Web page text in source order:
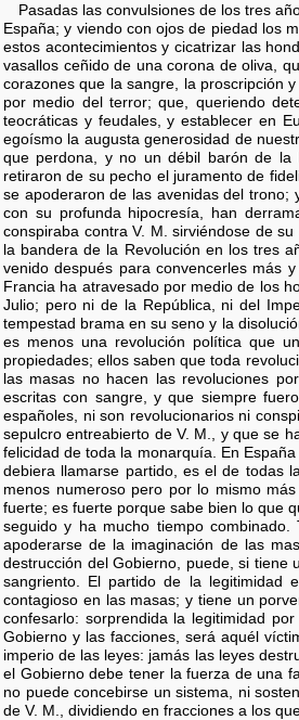
Pasadas las convulsiones de los tres
España; y viendo con ojos de piedad los
estos acontecimientos y cicatrizar las
vasallos ceñido de una corona de oliva,
corazones que la sangre, la proscripción
por medio del terror; que, queriendo
teocráticas y feudales, y establecer en
egoísmo la augusta generosidad de
que perdona, y no un débil barón de la
retiraron de su pecho el juramento de
se apoderaron de las avenidas del trono;
con su profunda hipocresía, han
conspiraba contra V. M. sirviéndose de
la bandera de la Revolución en los tres
venido después para convencerles más
Francia ha atravesado por medio de los
Julio; pero ni de la República, ni del
tempestad brama en su seno y la
es menos una revolución política que
propiedades; ellos saben que toda
las masas no hacen las revoluciones
escritas con sangre, y que siempre
españoles, ni son revolucionarios ni
sepulcro entreabierto de V. M., y que se
felicidad de toda la monarquía. En
debiera llamarse partido, es el de todas
menos numeroso pero por lo mismo
fuerte; es fuerte porque sabe bien lo que
seguido y ha mucho tiempo
apoderarse de la imaginación de las
destrucción del Gobierno, puede, si tiene
sangriento. El partido de la legitimidad
contagioso en las masas; y tiene un
confesarlo: sorprendida la legitimidad
Gobierno y las facciones, será aquél
imperio de las leyes: jamás las leyes
el Gobierno debe tener la fuerza de una
no puede concebirse un sistema, ni
de V. M., dividiendo en fracciones a los